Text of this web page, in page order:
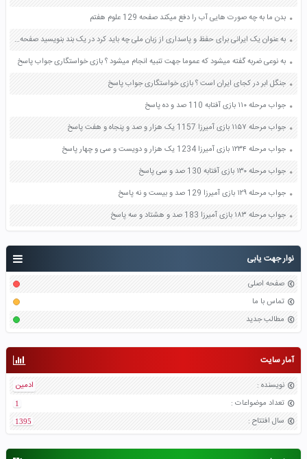
نوار جهت یابی
صفحه اصلی
تماس با ما
مطالب جدید
آمار سایت
نویسنده :
ادمین
تعداد موضواعات :
1
سال افتتاح :
1395
بدن ما به چه صورت هایی آب را دفع میکند صفحه 129 علوم هفتم
به عنوان یک ایرانی برای حفظ و پاسداری از زبان ملی چه باید کرد در یک بند بنویسید صفحه 30 نگارش فارسی ششم
به نوعی ضربه گفته میشود که عموما جهت تنبیه انجام میشود ؟ بازی خواستگاری جواب پاسخ
جنگل ابر در کجای ایران است ؟ بازی خواستگاری جواب پاسخ
جواب مرحله ۱۱۰ بازی آفتابه 110 صد و ده پاسخ
جواب مرحله ۱۱۵۷ بازی آمیرزا 1157 یک هزار و صد و پنجاه و هفت پاسخ
جواب مرحله ۱۲۳۴ بازی آمیرزا 1234 یک هزار و دویست و سی و چهار پاسخ
جواب مرحله ۱۳۰ بازی آفتابه 130 صد و سی پاسخ
جواب مرحله ۱۲۹ بازی آمیرزا 129 صد و بیست و نه پاسخ
جواب مرحله ۱۸۳ بازی آمیرزا 183 صد و هشتاد و سه پاسخ